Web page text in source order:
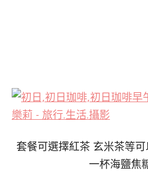
套餐可選擇紅茶 玄米茶等
一杯海鹽焦